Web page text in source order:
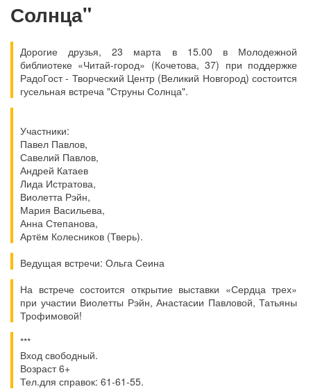
Солнца"
Дорогие друзья, 23 марта в 15.00 в Молодежной
библиотеке «Читай-город» (Кочетова, 37) при поддержке
РадоГост - Творческий Центр (Великий Новгород) состоится
гусельная встреча "Струны Солнца".
Участники:
Павел Павлов,
Савелий Павлов,
Андрей Катаев
Лида Истратова,
Виолетта Рэйн,
Мария Васильева,
Анна Степанова,
Артём Колесников (Тверь).
Ведущая встречи: Ольга Сеина
На встрече состоится открытие выставки «Сердца трех»
при участии Виолетты Рэйн, Анастасии Павловой, Татьяны
Трофимовой!
***
Вход свободный.
Возраст 6+
Тел.для справок: 61-61-55.